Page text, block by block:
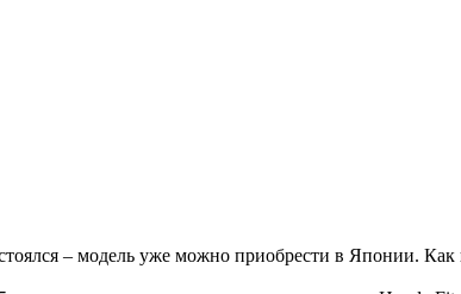
– модель уже можно приобрести в Японии. Как